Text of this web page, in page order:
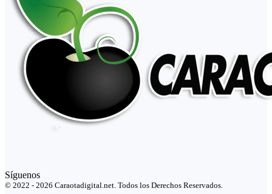
Síguenos
© 2022 - 2026 Caraotadigital.net. Todos los Derechos Reservados.